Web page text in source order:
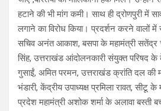
हटाने की भी मांग कमी। साथ ही द्रोणपुरी में
लगाने का विरोध किया। प्रदर्शन करने वालों
सचिव अनंत आकाश, बसपा के महामंत्री सतेंद्र
सिंह, उत्तराखंड आंदोलनकारी संयुक्त परिषद के
गुसाईं, अमित परमन, उत्तराखंड क्रांति दल की
भंडारी, केंद्रीय उपाध्यक्ष प्रमिला रावत,
प्रदेश महामंत्री अशोक शर्मा के अलावा बस्ती